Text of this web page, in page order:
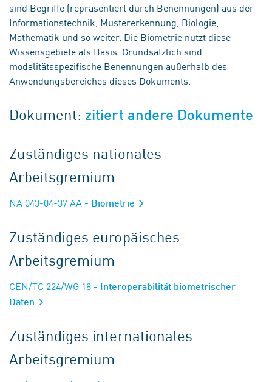
sind Begriffe (repräsentiert durch Benennungen) aus der
Informationstechnik, Mustererkennung, Biologie,
Mathematik und so weiter. Die Biometrie nutzt diese
Wissensgebiete als Basis. Grundsätzlich sind
modalitätsspezifische Benennungen außerhalb des
Anwendungsbereiches dieses Dokuments.
Dokument: zitiert andere Dokumente
Zuständiges nationales
Arbeitsgremium
NA 043-04-37 AA - Biometrie
Zuständiges europäisches
Arbeitsgremium
CEN/TC 224/WG 18 - Interoperabilität biometrischer
Daten
Zuständiges internationales
Arbeitsgremium